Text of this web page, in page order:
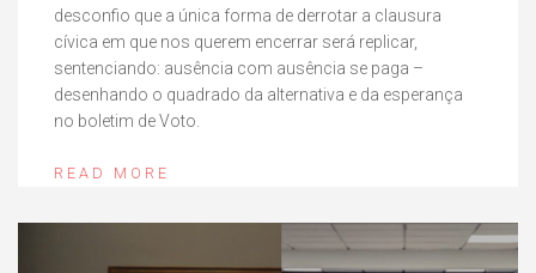
desconfio que a única forma de derrotar a clausura
cívica em que nos querem encerrar será replicar,
sentenciando: ausência com ausência se paga –
desenhando o quadrado da alternativa e da esperança
no boletim de Voto.
READ MORE